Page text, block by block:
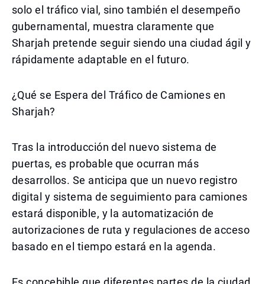
solo el tráfico vial, sino también el desempeño
gubernamental, muestra claramente que
Sharjah pretende seguir siendo una ciudad ágil y
rápidamente adaptable en el futuro.
¿Qué se Espera del Tráfico de Camiones en
Sharjah?
Tras la introducción del nuevo sistema de
puertas, es probable que ocurran más
desarrollos. Se anticipa que un nuevo registro
digital y sistema de seguimiento para camiones
estará disponible, y la automatización de
autorizaciones de ruta y regulaciones de acceso
basado en el tiempo estará en la agenda.